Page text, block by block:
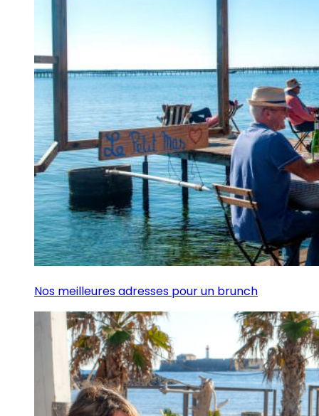
Nos meilleures adresses pour un brunch